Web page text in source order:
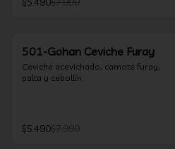
501-Gohan Ceviche Furay
Ceviche acevichado, camote furay,
palta y cebollín.
$5.490$7.990